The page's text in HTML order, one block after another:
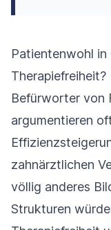
Patientenwohl
Therapiefreiheit?
Befürworter von
argumentieren
zahnärztlichen
völlig anderes
Strukturen